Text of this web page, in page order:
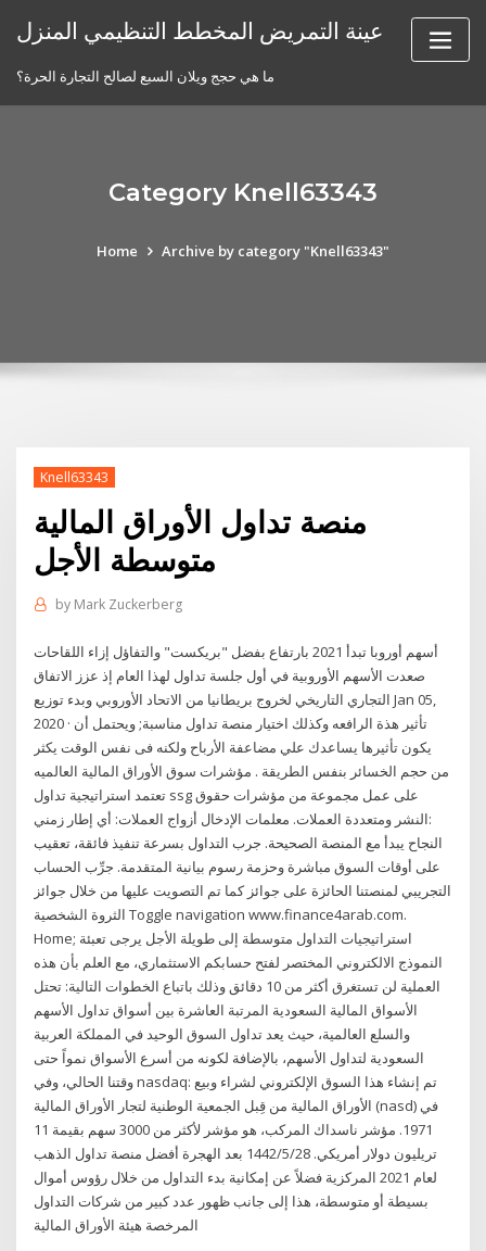
عينة التمريض المخطط التنظيمي المنزل
ما هي حجج ويلان السبع لصالح التجارة الحرة؟
Category Knell63343
Home Archive by category "Knell63343"
Knell63343
منصة تداول الأوراق المالية
متوسطة الأجل
by Mark Zuckerberg
أسهم أوروبا تبدأ 2021 بارتفاع بفضل "بريكست" والتفاؤل إزاء اللقاحات
صعدت الأسهم الأوروبية في أول جلسة تداول لهذا العام إذ عزز الاتفاق
التجاري التاريخي لخروج بريطانيا من الاتحاد الأوروبي وبدء توزيع Jan 05,
2020 · تأثير هذة الرافعه وكذلك اختيار منصة تداول مناسبة; ويحتمل أن
يكون تأثيرها يساعدك علي مضاعفة الأرباح ولكنه فى نفس الوقت يكثر
من حجم الخسائر بنفس الطريقة . مؤشرات سوق الأوراق المالية العالميه
تعتمد استراتيجية تداول ssg على عمل مجموعة من مؤشرات حقوق
النشر ومتعددة العملات. معلمات الإدخال أزواج العملات: أي إطار زمني:
النجاح يبدأ مع المنصة الصحيحة. جرب التداول بسرعة تنفيذ فائقة، تعقيب
على أوقات السوق مباشرة وحزمة رسوم بيانية المتقدمة. جرِّب الحساب
التجريبي لمنصتنا الحائزة على جوائز كما تم التصويت عليها من خلال جوائز
الثروة الشخصية Toggle navigation www.finance4arab.com.
Home; استراتيجيات التداول متوسطة إلى طويلة الأجل يرجى تعبئة
النموذج الالكتروني المختصر لفتح حسابكم الاستثماري، مع العلم بأن هذه
العملية لن تستغرق أكثر من 10 دقائق وذلك باتباع الخطوات التالية: تحتل
الأسواق المالية السعودية المرتبة العاشرة بين أسواق تداول الأسهم
والسلع العالمية، حيث يعد تداول السوق الوحيد في المملكة العربية
السعودية لتداول الأسهم، بالإضافة لكونه من أسرع الأسواق نمواً حتى
وقتنا الحالي، وفي nasdaq: تم إنشاء هذا السوق الإلكتروني لشراء وبيع
الأوراق المالية من قِبل الجمعية الوطنية لتجار الأوراق المالية (nasd) في
1971. مؤشر ناسداك المركب، هو مؤشر لأكثر من 3000 سهم بقيمة 11
تريليون دولار أمريكي. 28‏‏/5‏‏/1442 بعد الهجرة أفضل منصة تداول الذهب
لعام 2021 المركزية فضلاً عن إمكانية بدء التداول من خلال رؤوس أموال
بسيطة أو متوسطة، هذا إلى جانب ظهور عدد كبير من شركات التداول
المرخصة هيئة الأوراق المالية